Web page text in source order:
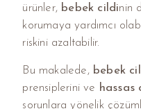
ürünler, bebek cildinin
korumaya yardımcı
riskini azaltabilir.
Bu makalede, bebek
prensiplerini ve hassas
sorunlara yönelik